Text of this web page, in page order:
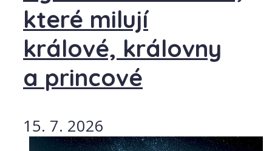
které milují
králové, královny
a princové
15. 7. 2026